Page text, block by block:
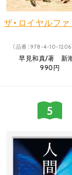
ザ・ロイヤルフ
（品番：978-4-10-
早見和真/著 新
990円